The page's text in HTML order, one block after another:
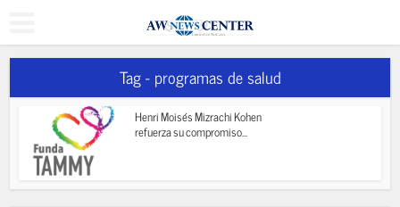
Tag - programas de salud
Henri Moisés Mizrachi Kohen
refuerza su compromiso...